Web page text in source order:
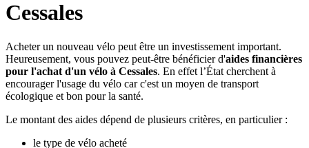
Cessales
Acheter un nouveau vélo peut être un investissement important.
Heureusement, vous pouvez peut-être bénéficier d'aides financières
pour l'achat d'un vélo à Cessales. En effet l’État cherchent à
encourager l'usage du vélo car c'est un moyen de transport
écologique et bon pour la santé.
Le montant des aides dépend de plusieurs critères, en particulier :
le type de vélo acheté